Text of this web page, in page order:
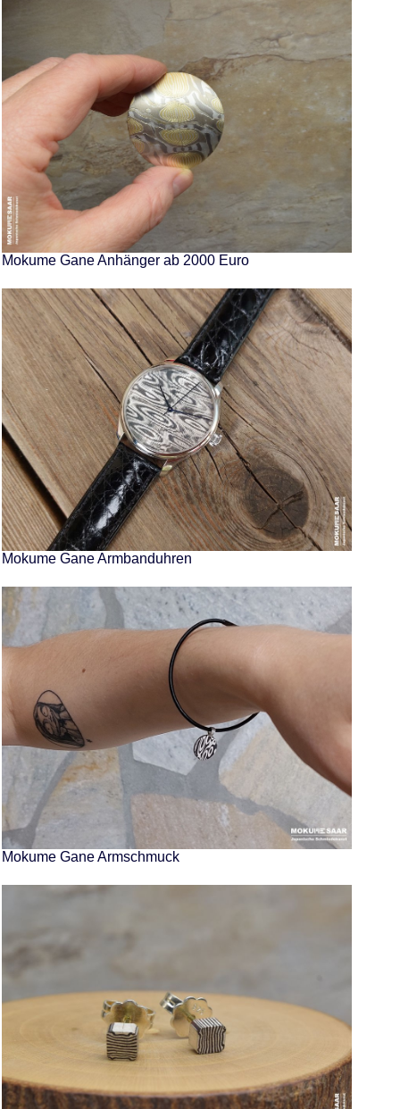
Mokume Gane Anhänger ab 2000 Euro
Mokume Gane Armbanduhren
Mokume Gane Armschmuck